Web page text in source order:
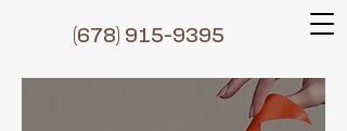
(678) 915-9395